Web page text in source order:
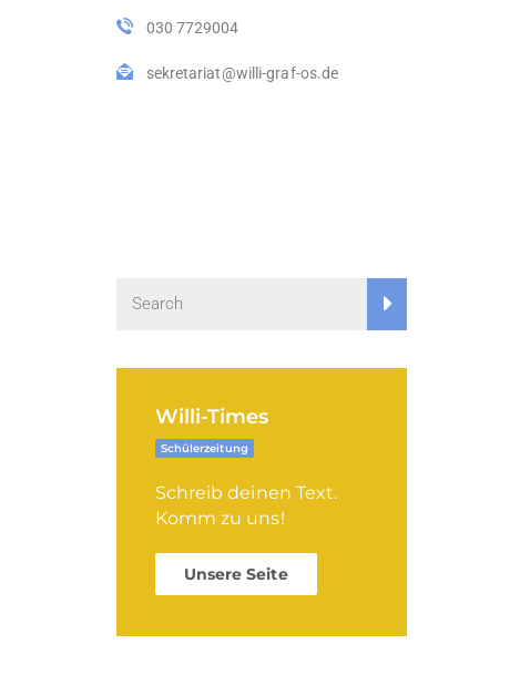
030 7729004
sekretariat@willi-graf-os.de
Willi-Times
Schülerzeitung
Schreib deinen Text.
Komm zu uns!
Unsere Seite